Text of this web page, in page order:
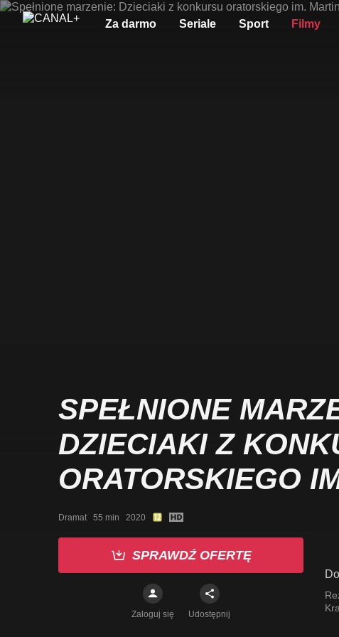
Za darmo Seriale Sport Filmy
SPEŁNIONE
DZIECIAKI Z
ORATORSKIEGO
MARTINA
Dramat   55 min   2020
SPRAWDŹ OFERTĘ
Zaloguj się Udostępnij